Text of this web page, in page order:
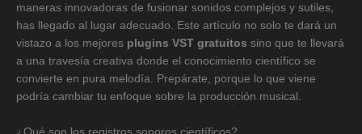
maneras innovadoras de fusionar sonidos complejos y sutiles,
has llegado al lugar adecuado. Este artículo no solo te dará un
vistazo a los mejores plugins VST gratuitos sino que te llevará
a una travesía creativa donde el conocimiento científico se
convierte en pura melodía. Prepárate, porque lo que viene
podría cambiar tu enfoque sobre la producción musical.